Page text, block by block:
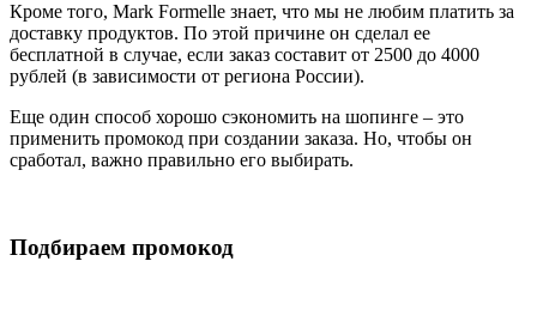
Кроме того, Mark Formelle знает, что мы не любим платить за
доставку продуктов. По этой причине он сделал ее
бесплатной в случае, если заказ составит от 2500 до 4000
рублей (в зависимости от региона России).
Еще один способ хорошо сэкономить на шопинге – это
применить промокод при создании заказа. Но, чтобы он
сработал, важно правильно его выбирать.
Подбираем промокод